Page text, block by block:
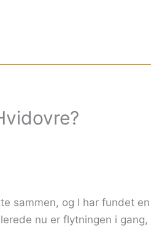
sammen, og I har fundet
nu er flytningen i